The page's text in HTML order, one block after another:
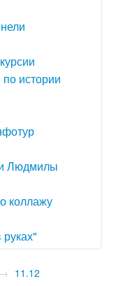
истории
Людмилы
коллажу
→ 11.12